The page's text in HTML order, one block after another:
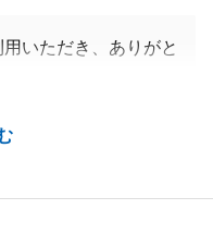
いただき、ありがと
どございましたら、